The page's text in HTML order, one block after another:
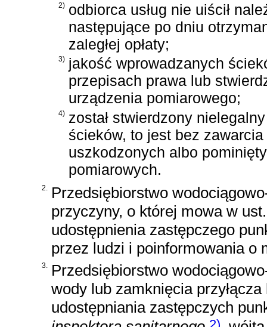
2) odbiorca usług nie uiścił
następujące po dniu
zaległej opłaty;
3) jakość wprowadzanych
przepisach prawa lub
urządzenia pomiarowego;
4) został stwierdzony
ścieków, to jest bez
uszkodzonych albo
pomiarowych.
2. Przedsiębiorstwo
przyczyny, o której mowa w
udostępnienia zastępczego
przez ludzi i poinformowania o
3. Przedsiębiorstwo
wody lub zamknięcia
udostępniania zastępczych